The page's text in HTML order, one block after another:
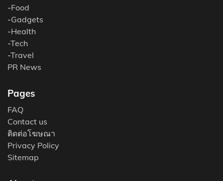
-Food
-Gadgets
-Health
-Tech
-Travel
PR News
Pages
FAQ
Contact us
ติดต่อโฆษณา
Privacy Policy
Sitemap